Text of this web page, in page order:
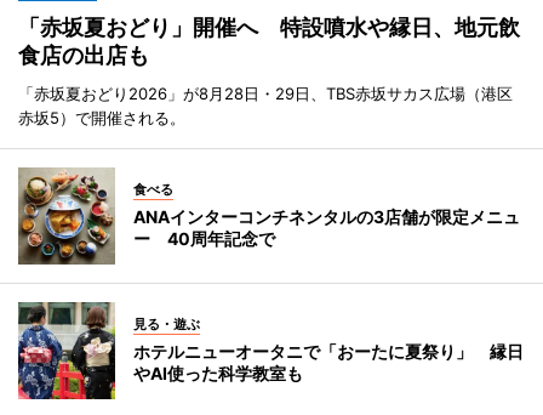
「赤坂夏おどり」開催へ 特設噴水や縁日、地元飲
食店の出店も
「赤坂夏おどり2026」が8月28日・29日、TBS赤坂サカス広場（港区
赤坂5）で開催される。
食べる
ANAインターコンチネンタルの3店舗が限定メニュ
ー 40周年記念で
見る・遊ぶ
ホテルニューオータニで「おーたに夏祭り」 縁日
やAI使った科学教室も